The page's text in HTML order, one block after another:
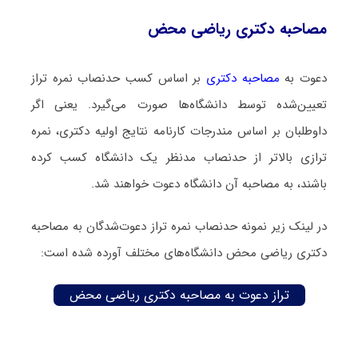
مصاحبه دکتری ریاضی محض
دعوت به مصاحبه دکتری بر اساس کسب حدنصاب نمره تراز
تعیین‌شده توسط دانشگاه‌ها صورت می‌گیرد. یعنی اگر
داوطلبان بر اساس مندرجات کارنامه نتایج اولیه دکتری، نمره
ترازی بالاتر از حدنصاب مدنظر یک دانشگاه کسب کرده
باشند، به مصاحبه آن دانشگاه دعوت خواهند شد.
در لینک زیر نمونه حدنصاب نمره تراز دعوت‌شدگان به مصاحبه
دکتری ریاضی محض دانشگاه‌های مختلف آورده شده است:
تراز دعوت به مصاحبه دکتری ریاضی محض